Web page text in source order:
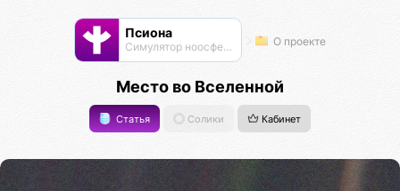
Псиона
Cимулятор ноосферы О проекте
Место во Вселенной
Статья Солики Кабинет